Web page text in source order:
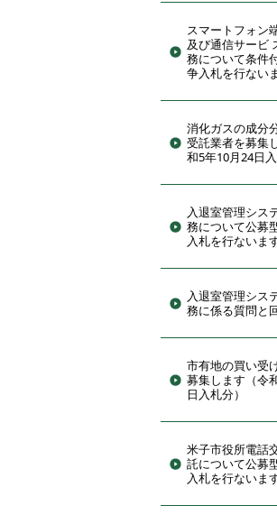
スマートフォン
及び通信サービ
務について条件
争入札を行ない
消化ガスの成分
受託業者を募集
和5年10月24日入
入退室管理シス
務について公募
入札を行ないま
入退室管理シス
務に係る質問と
市有地の買い受
募集します（令
日入札分）
米子市役所電話
託について公募
入札を行ないま